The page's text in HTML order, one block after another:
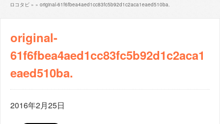
ロコタビ » » original-61f6fbea4aed1cc83fc5b92d1c2aca1eaed510ba.
original-
61f6fbea4aed1cc83fc5b92d1c2aca1
eaed510ba.
2016年2月25日